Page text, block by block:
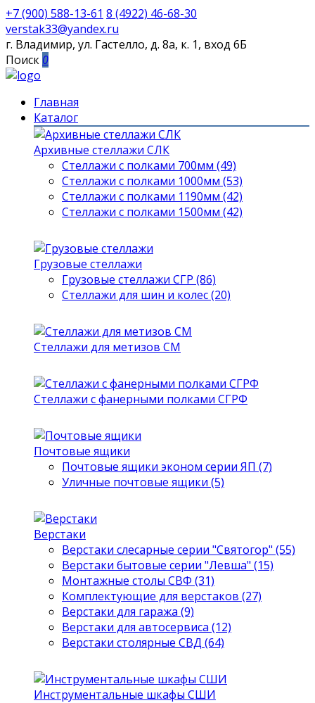
+7 (900) 588-13-61 8 (4922) 46-68-30
verstak33@yandex.ru
г. Владимир, ул. Гастелло, д. 8а, к. 1, вход 6Б
Поиск 0
Главная
Каталог
Архивные стеллажи СЛК
Стеллажи с полками 700мм (49)
Стеллажи с полками 1000мм (53)
Стеллажи с полками 1190мм (42)
Стеллажи с полками 1500мм (42)
Грузовые стеллажи
Грузовые стеллажи СГР (86)
Стеллажи для шин и колес (20)
Стеллажи для метизов СМ
Стеллажи с фанерными полками СГРФ
Почтовые ящики
Почтовые ящики эконом серии ЯП (7)
Уличные почтовые ящики (5)
Верстаки
Верстаки слесарные серии "Святогор" (55)
Верстаки бытовые серии "Левша" (15)
Монтажные столы СВФ (31)
Комплектующие для верстаков (27)
Верстаки для гаража (9)
Верстаки для автосервиса (12)
Верстаки столярные СВД (64)
Инструментальные шкафы СШИ